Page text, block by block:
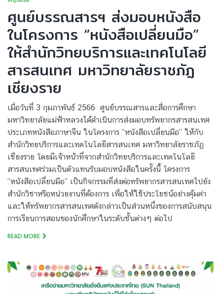
ศูนย์บรรณสารฯ ส่งมอบหนังสือ
ในโครงการ “หนังสือเปลี่ยนมือ”
ให้สำนักวิทยบริการและเทคโนโลยี
สารสนเทศ มหาวิทยาลัยราชภัฏ
เชียงราย
เมื่อวันที่ 3 กุมภาพันธ์ 2566 ศูนย์บรรณสารและสื่อการศึกษา
มหาวิทยาลัยแม่ฟ้าหลวงได้ดำเนินการส่งมอบทรัพยากรสารสนเทศ
ประเภทหนังสือภาษาจีน ในโครงการ “หนังสือเปลี่ยนมือ” ให้กับ
สำนักวิทยบริการและเทคโนโลยีสารสนเทศ มหาวิทยาลัยราชภัฏ
เชียงราย โดยมีเจ้าหน้าที่จากสำนักวิทยบริการและเทคโนโลยี
สารสนเทศร่วมเป็นตัวแทนรับมอบหนังสือในครั้งนี้ โครงการ
“หนังสือเปลี่ยนมือ” เป็นกิจกรรมที่ส่งต่อทรัพยากรสารสนเทศไปยัง
สำนักวิชาหรือหน่วยงานที่ต้องการ เพื่อให้ใช้ประโยชน์อย่างคุ้มค่า
และให้ทรัพยากรสารสนเทศดังกล่าวเป็นส่วนหนึ่งของการสนับสนุน
การเรียนการสอนของนักศึกษาในระดับชั้นต่างๆ ต่อไป
READ MORE